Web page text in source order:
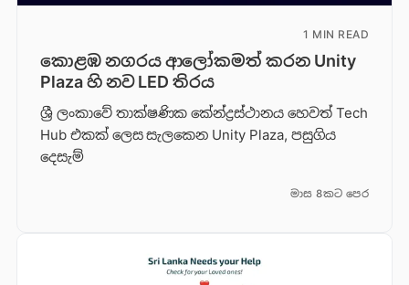
1 MIN READ
කොළඹ නගරය ආලෝකමත් කරන Unity
Plaza හි නව LED තිරය
ශ්‍රී ලංකාවේ තාක්ෂණික කේන්ද්‍රස්ථානය හෙවත් Tech
Hub එකක් ලෙස සැලකෙන Unity Plaza, පසුගිය
දෙසැම්
මාස 8කට පෙර